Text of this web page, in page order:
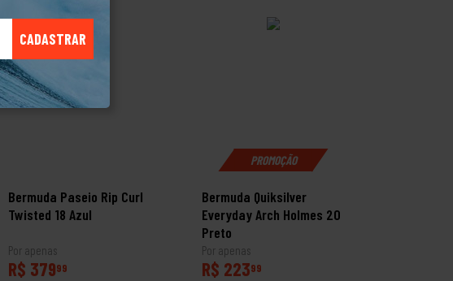
CADASTRAR
Bermuda Paseio Rip Curl
Twisted 18 Azul
Por apenas
R$ 37999
PROMOÇÃO
Bermuda Quiksilver
Everyday Arch Holmes 20
Preto
Por apenas
R$ 22399